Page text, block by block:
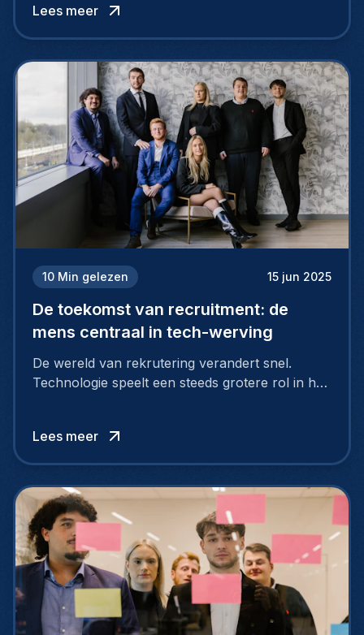
zet veel organisaties onder druk en vertraagt de
uitvoering van projecten.
Lees meer
10 Min gelezen 15 jun 2025
De toekomst van recruitment: de
mens centraal in tech-werving
De wereld van rekrutering verandert snel.
Technologie speelt een steeds grotere rol in het
expertise onmisbaar voor het maken van de
juiste keuzes.
Lees meer